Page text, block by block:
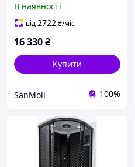
В наявності
від2722₴/міс
16 330₴
Купити
SanMoll 100%